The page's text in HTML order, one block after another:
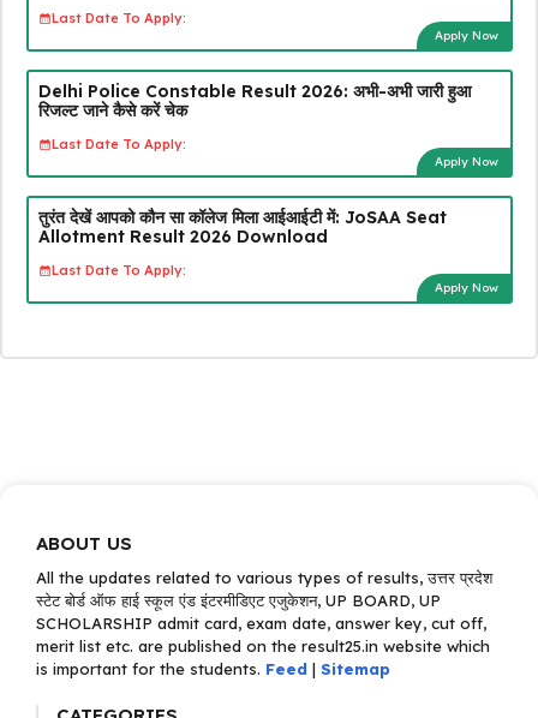
Last Date To Apply:
Apply Now
Delhi Police Constable Result 2026: अभी-अभी जारी हुआ
रिजल्ट जाने कैसे करें चेक
Last Date To Apply:
Apply Now
तुरंत देखें आपको कौन सा कॉलेज मिला आईआईटी में: JoSAA Seat
Allotment Result 2026 Download
Last Date To Apply:
Apply Now
ABOUT US
All the updates related to various types of results, उत्तर प्रदेश
स्टेट बोर्ड ऑफ हाई स्कूल एंड इंटरमीडिएट एजुकेशन, UP BOARD, UP
SCHOLARSHIP admit card, exam date, answer key, cut off,
merit list etc. are published on the result25.in website which
is important for the students. Feed | Sitemap